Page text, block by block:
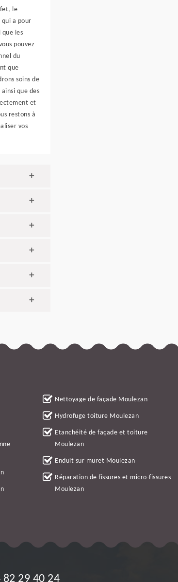
le
a pour
que les
pouvez
du
que
soins de
que des
et
restons à
vos
Nettoyage de façade Moulezan
Hydrofuge toiture Moulezan
Etanchéité de façade et toiture
Moulezan
Enduit sur muret Moulezan
Réparation de fissures et micro-fissures
Moulezan
82 29 40 24